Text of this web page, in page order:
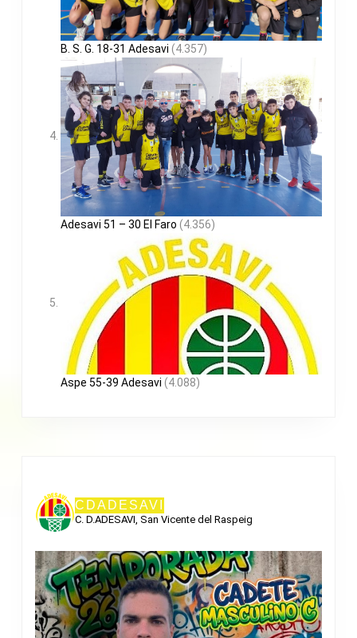
B. S. G. 18-31 Adesavi (4.357)
Adesavi 51 – 30 El Faro (4.356)
Aspe 55-39 Adesavi (4.088)
CDADESAVI
C. D.ADESAVI, San Vicente del Raspeig